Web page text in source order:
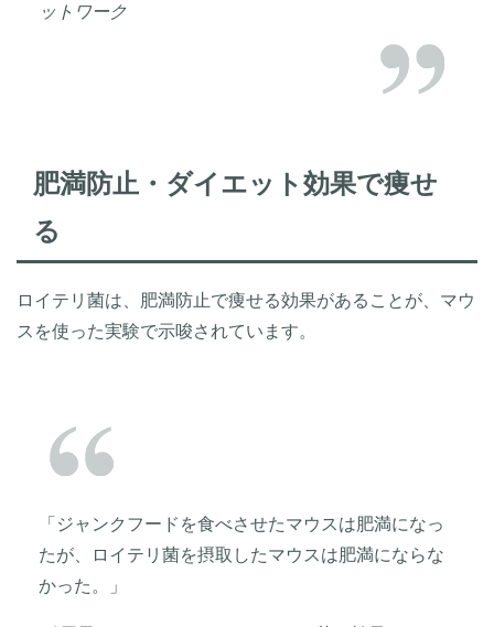
ットワーク
肥満防止・ダイエット効果で痩せ
る
ロイテリ菌は、肥満防止で痩せる効果があることが、マウ
スを使った実験で示唆されています。
「ジャンクフードを食べさせたマウスは肥満になっ
たが、ロイテリ菌を摂取したマウスは肥満にならな
かった。」